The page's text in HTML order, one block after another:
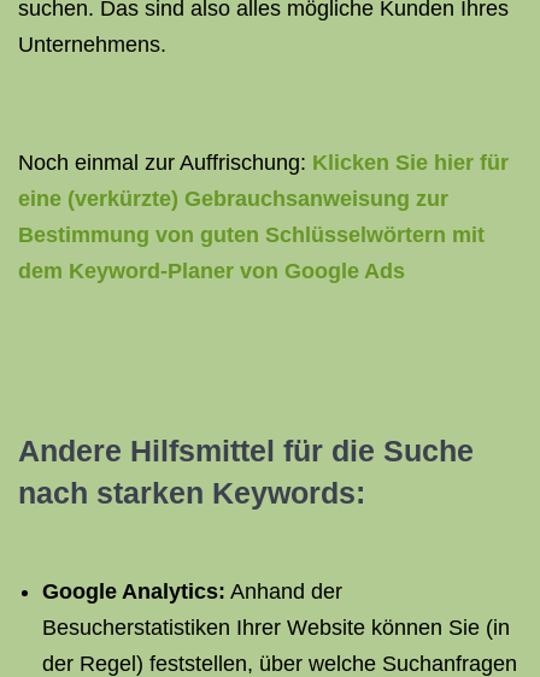
suchen. Das sind also alles mögliche Kunden Ihres
Unternehmens.
Noch einmal zur Auffrischung: Klicken Sie hier für
eine (verkürzte) Gebrauchsanweisung zur
Bestimmung von guten Schlüsselwörtern mit
dem Keyword-Planer von Google Ads
Andere Hilfsmittel für die Suche
nach starken Keywords:
Google Analytics: Anhand der
Besucherstatistiken Ihrer Website können Sie (in
der Regel) feststellen, über welche Suchanfragen